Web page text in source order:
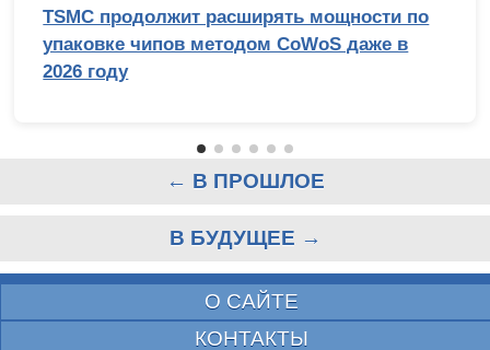
TSMC продолжит расширять мощности по
упаковке чипов методом CoWoS даже в
2026 году
← В ПРОШЛОЕ
В БУДУЩЕЕ →
О САЙТЕ
КОНТАКТЫ